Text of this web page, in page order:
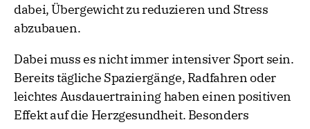
dabei, Übergewicht zu reduzieren und Stress
abzubauen.
Dabei muss es nicht immer intensiver Sport sein.
Bereits tägliche Spaziergänge, Radfahren oder
leichtes Ausdauertraining haben einen positiven
Effekt auf die Herzgesundheit. Besonders